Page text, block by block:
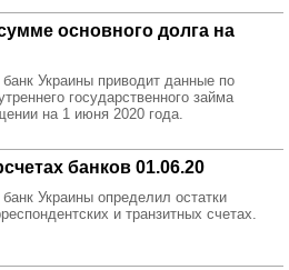
основного долга на
Украины приводит данные по
государственного займа
на 1 июня 2020 года.
банков 01.06.20
Украины определил остатки
и транзитных счетах.